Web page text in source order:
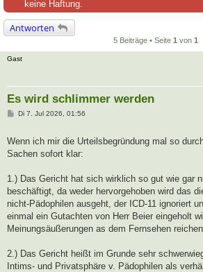
keine Haftung.
Antworten
5 Beiträge • Seite 1 von 1
Gast
Es wird schlimmer werden
B
t
r
a
Di 7. Jul 2026, 01:56
Wenn ich mir die Urteilsbegründung mal so
Sachen sofort klar:
1.) Das Gericht hat sich wirklich so gut wie gar
beschäftigt, da weder hervorgehoben wird das
nicht-Pädophilen ausgeht, der ICD-11 ignoriert
einmal ein Gutachten von Herr Beier eingeholt
Meinungsäußerungen as dem Fernsehen reichen.
2.) Das Gericht heißt im Grunde sehr
Intims- und Privatsphäre v. Pädophilen als